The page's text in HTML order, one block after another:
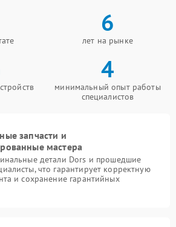
6
лет на рынке
4
минимальный опыт работы
специалистов
запчасти и
мастера
детали Dors и прошедшие
что гарантирует корректную
и сохранение гарантийных